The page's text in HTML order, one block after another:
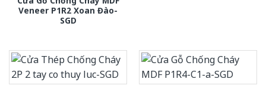
Veneer P1R2 Xoan Đào-
SGD